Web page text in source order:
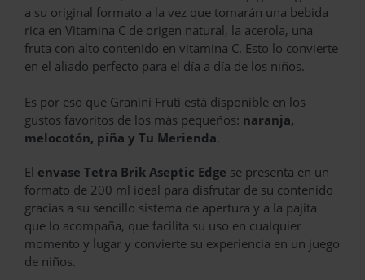
a su original formato a la vez que tomarán una bebida
rica en Vitamina C de origen natural, la acerola, una
fruta con alto contenido en vitamina C. Esto lo convierte
en el aliado perfecto para el día a día de los niños.
Es por eso que Granini Fruti está disponible en los
gustos favoritos de los más pequeños: naranja,
melocotón, piña y Tu Merienda.
El envase Tetra Brik Aseptic Edge se presenta en un
formato de 200 ml ideal para disfrutar de su contenido
gracias a su sencillo sistema de apertura y a la pajita
que lo acompaña, que facilita su uso en cualquier
momento y lugar y convierte su experiencia en un juego
de niños.